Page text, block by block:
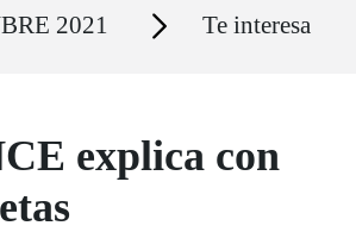
2021 Secciones Te interesa
explica con